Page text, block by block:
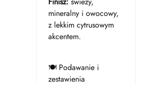
mineralny i owocowy,
z lekkim cytrusowym
akcentem.
🍽️ Podawanie i
zestawienia